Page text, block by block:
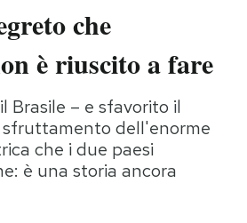
Moda
Consumismi
Storie/Idee
Ok Boomer!
Media
Europa
che
è riuscito a fare
Brasile – e sfavorito il
sfruttamento dell'enorme
che i due paesi
è una storia ancora